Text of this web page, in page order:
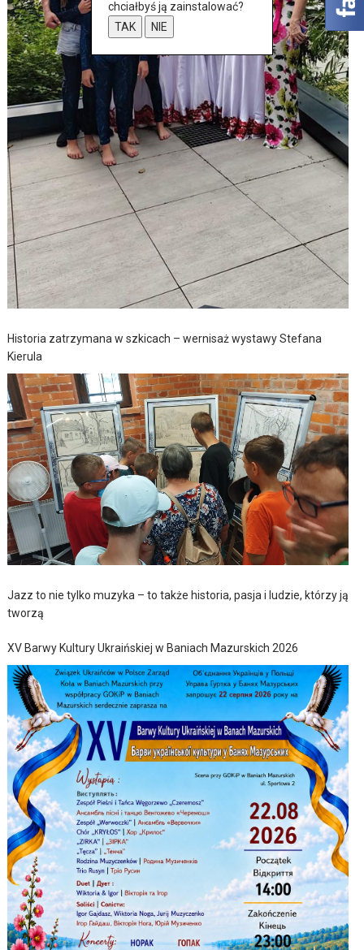
Historia zatrzymana w szkicach – wernisaż wystawy Stefana
Kierula
Jazz to nie tylko muzyka – to także historia, pasja i ludzie, którzy ją
tworzą
XV Barwy Kultury Ukraińskiej w Baniach Mazurskich 2026
chciałbyś ją zainstalować?
TAK
NIE